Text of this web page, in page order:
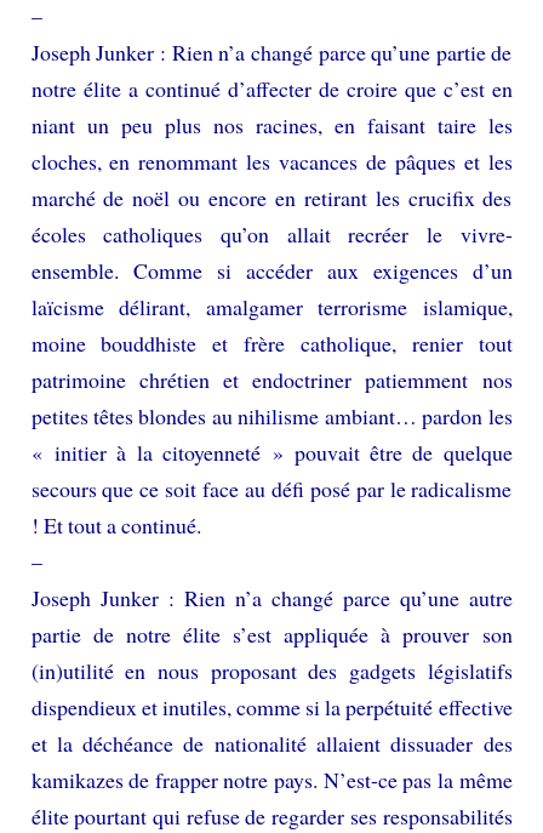
–
Joseph Junker : Rien n’a changé parce qu’une partie de
notre élite a continué d’affecter de croire que c’est en
niant un peu plus nos racines, en faisant taire les
cloches, en renommant les vacances de pâques et les
marché de noël ou encore en retirant les crucifix des
écoles catholiques qu’on allait recréer le vivre-
ensemble. Comme si accéder aux exigences d’un
laïcisme délirant, amalgamer terrorisme islamique,
moine bouddhiste et frère catholique, renier tout
patrimoine chrétien et endoctriner patiemment nos
petites têtes blondes au nihilisme ambiant… pardon les
« initier à la citoyenneté » pouvait être de quelque
secours que ce soit face au défi posé par le radicalisme
! Et tout a continué.
–
Joseph Junker : Rien n’a changé parce qu’une autre
partie de notre élite s’est appliquée à prouver son
(in)utilité en nous proposant des gadgets législatifs
dispendieux et inutiles, comme si la perpétuité effective
et la déchéance de nationalité allaient dissuader des
kamikazes de frapper notre pays. N’est-ce pas la même
élite pourtant qui refuse de regarder ses responsabilités